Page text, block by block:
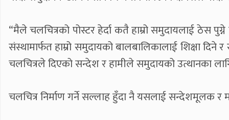
“मैले चलचित्रको पोस्टर हेर्दा कतै हाम्रो समुदायलाई ठेस
संस्थामार्फत हाम्रो समुदायको बालबालिकालाई शिक्षा
चलचित्रले दिएको सन्देश र हामीले समुदायको उत्थानका
चलचित्र निर्माण गर्ने सल्लाह हुँदा नै यसलाई सन्देशमूलक र